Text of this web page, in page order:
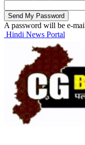
A password will be e-
Hindi News Portal